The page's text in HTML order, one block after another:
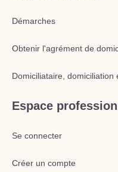
Démarches
Obtenir l'agrément de
Domiciliataire, domiciliation
Espace
Se connecter
Créer un compte